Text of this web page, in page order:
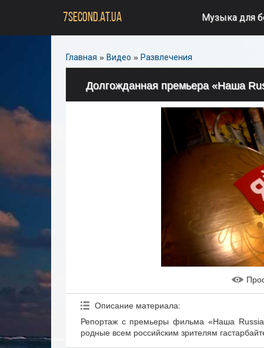
7SECOND.AT.UA Музыка для
Главная » Видео » Развлечения
Долгожданная премьера «Наша
Описание материала:
Репортаж с премьеры фильма «Наша
родные всем российским зрителям